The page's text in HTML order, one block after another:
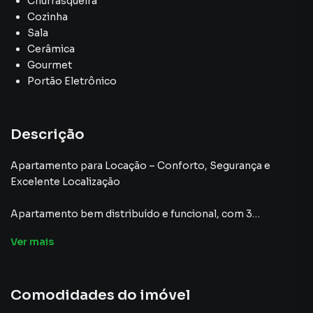
Cozinha
Sala
Cerâmica
Gourmet
Portão Eletrônico
Descrição
Apartamento para Locação – Conforto, Segurança e
Excelente Localização
Apartamento bem distribuído e funcional, com 3
lavabo). O imóvel dispõe de 1 vaga coberta para carro, área
uma excelente área de lazer com churrasqueira.
Ver mais
Comodidades do imóvel